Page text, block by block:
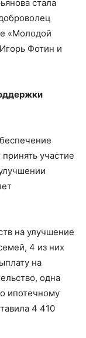
стала
«Молодой
Фотин и
участие
на улучшение
4 из них
на
одна
ипотечному
4 410